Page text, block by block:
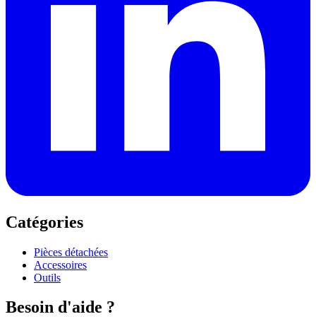
Catégories
Pièces détachées
Accessoires
Outils
Besoin d'aide ?